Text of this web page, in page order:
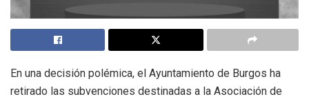
En una decisión polémica, el Ayuntamiento de Burgos ha
retirado las subvenciones destinadas a la Asociación de